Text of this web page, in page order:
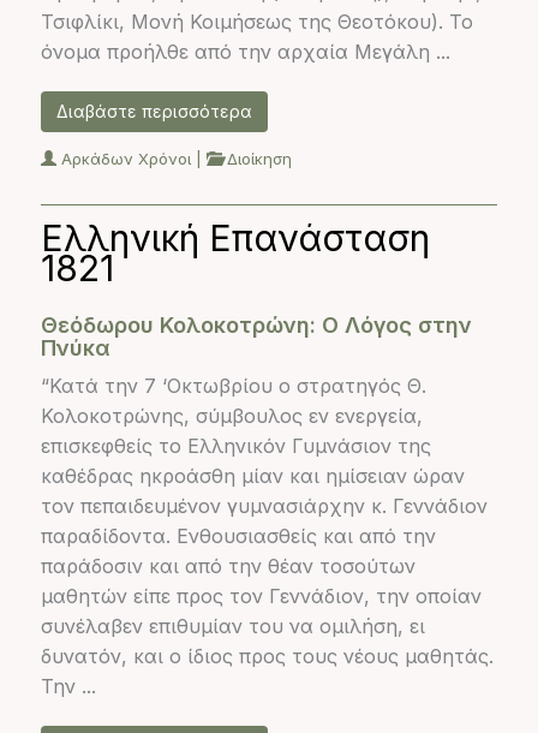
Τσιφλίκι, Μονή Κοιμήσεως της Θεοτόκου). Το
όνομα προήλθε από την αρχαία Μεγάλη ...
Διαβάστε περισσότερα
Αρκάδων Χρόνοι Διοίκηση
Ελληνική Επανάσταση
1821
Θεόδωρου Κολοκοτρώνη: Ο Λόγος στην
Πνύκα
“Κατά την 7 ‘Οκτωβρίου ο στρατηγός Θ.
Κολοκοτρώνης, σύμβουλος εν ενεργεία,
επισκεφθείς το Ελληνικόν Γυμνάσιον της
καθέδρας ηκροάσθη μίαν και ημίσειαν ώραν
τον πεπαιδευμένον γυμνασιάρχην κ. Γεννάδιον
παραδίδοντα. Ενθουσιασθείς και από την
παράδοσιν και από την θέαν τοσούτων
μαθητών είπε προς τον Γεννάδιον, την οποίαν
συνέλαβεν επιθυμίαν του να ομιλήση, ει
δυνατόν, και ο ίδιος προς τους νέους μαθητάς.
Την ...